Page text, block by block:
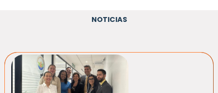
NOTICIAS